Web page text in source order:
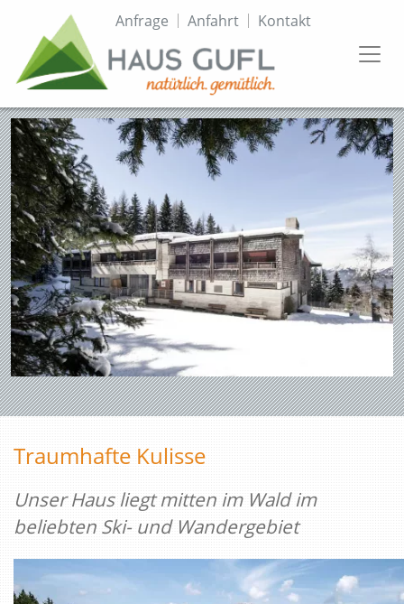
Direkt
Inhalt
TopmenüAnfrage Anfahrt Kontakt
Traumhafte Kulisse
Unser Haus liegt mitten im Wald im
beliebten Ski- und Wandergebiet